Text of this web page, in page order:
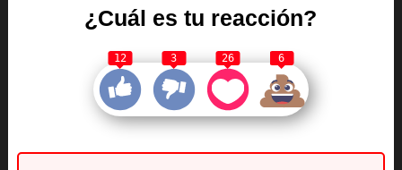
¿Cuál es tu reacción?
12 3 26 6